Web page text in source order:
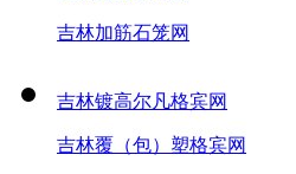
吉林加筋石笼网
吉林镀高尔凡格宾网
吉林覆（包）塑格宾网